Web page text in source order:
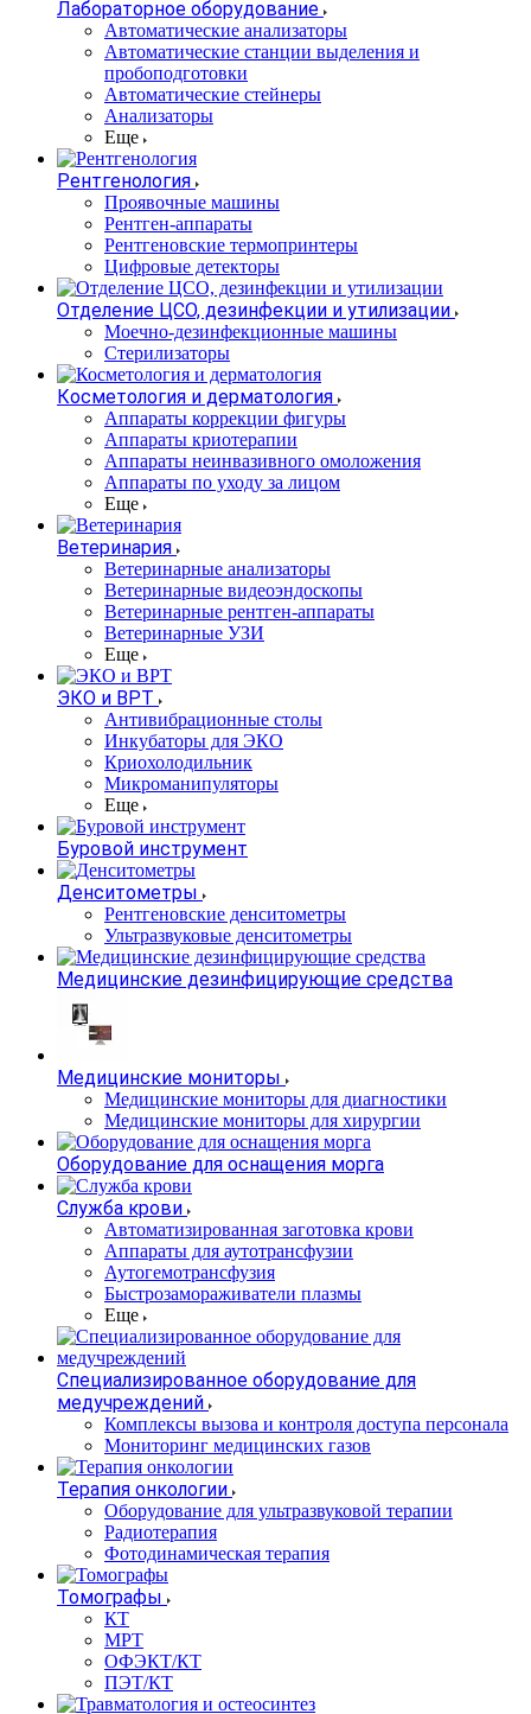
Лабораторное оборудование
Автоматические анализаторы
Автоматические станции выделения и
пробоподготовки
Автоматические стейнеры
Анализаторы
Еще
Рентгенология
Проявочные машины
Рентген-аппараты
Рентгеновские термопринтеры
Цифровые детекторы
Отделение ЦСО, дезинфекции и утилизации
Моечно-дезинфекционные машины
Стерилизаторы
Косметология и дерматология
Аппараты коррекции фигуры
Аппараты криотерапии
Аппараты неинвазивного омоложения
Аппараты по уходу за лицом
Еще
Ветеринария
Ветеринарные анализаторы
Ветеринарные видеоэндоскопы
Ветеринарные рентген-аппараты
Ветеринарные УЗИ
Еще
ЭКО и ВРТ
Антивибрационные столы
Инкубаторы для ЭКО
Криохолодильник
Микроманипуляторы
Еще
Буровой инструмент
Денситометры
Рентгеновские денситометры
Ультразвуковые денситометры
Медицинские дезинфицирующие средства
Медицинские мониторы
Медицинские мониторы для диагностики
Медицинские мониторы для хирургии
Оборудование для оснащения морга
Служба крови
Автоматизированная заготовка крови
Аппараты для аутотрансфузии
Аутогемотрансфузия
Быстрозамораживатели плазмы
Еще
Специализированное оборудование для
медучреждений
Комплексы вызова и контроля доступа персонала
Мониторинг медицинских газов
Терапия онкологии
Оборудование для ультразвуковой терапии
Радиотерапия
Фотодинамическая терапия
Томографы
КТ
МРТ
ОФЭКТ/КТ
ПЭТ/КТ